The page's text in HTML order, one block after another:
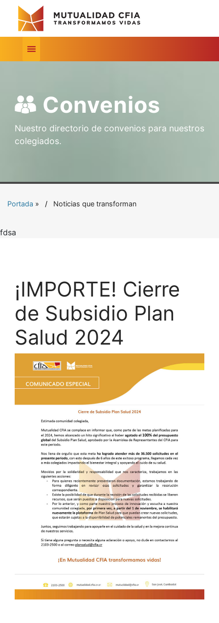
Convenios
Nuestro directorio de convenios para nuestros
colegiados.
Portada » Noticias que transforman
fdsa
¡IMPORTE! Cierre
de Subsidio Plan
Salud 2024